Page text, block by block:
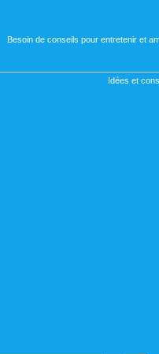
Besoin de conseils pour entretenir et
Idées et